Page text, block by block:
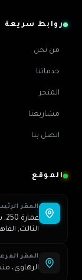
روابط سريعة
من نحن
خدماتنا
المتجر
مشاريعنا
اتصل بنا
الموقع
المقر
الثالث,
المقر
الرهاوي،